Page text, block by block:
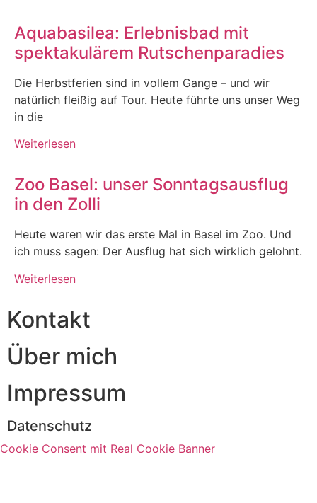
Aquabasilea: Erlebnisbad mit
spektakulärem Rutschenparadies
Die Herbstferien sind in vollem Gange – und wir
natürlich fleißig auf Tour. Heute führte uns unser Weg
in die
Weiterlesen
Zoo Basel: unser Sonntagsausflug
in den Zolli
Heute waren wir das erste Mal in Basel im Zoo. Und
ich muss sagen: Der Ausflug hat sich wirklich gelohnt.
Weiterlesen
Kontakt
Über mich
Impressum
Datenschutz
Cookie Consent mit Real Cookie Banner